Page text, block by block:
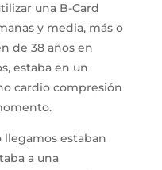
una B-Card
y media, más o
de 38 años en
estaba en un
cardio compresión
estaban
a una